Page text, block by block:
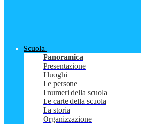
Scuola
Panoramica
Presentazione
I luoghi
Le persone
I numeri della scuola
Le carte della scuola
La storia
Organizzazione